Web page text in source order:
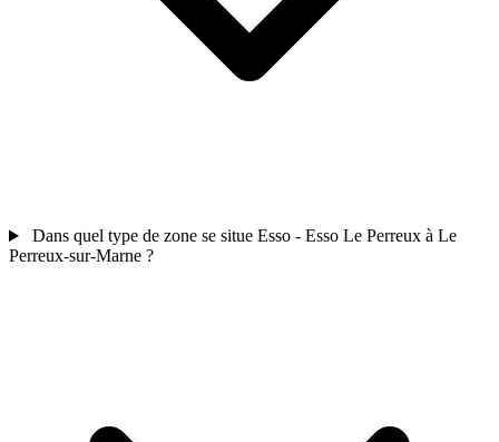
Dans quel type de zone se situe Esso - Esso Le Perreux à Le
Perreux-sur-Marne ?